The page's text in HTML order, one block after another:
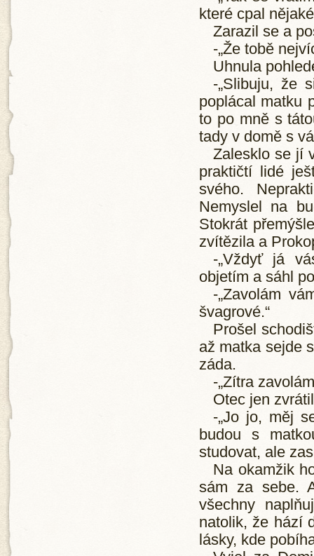
které cpal
Zarazil se a
-„Že tobě
Uhnula
-„Slibuju, že
poplácal matku
to po mně s
tady v domě s
Zalesklo se jí
praktičtí lidé
svého.
Nemyslel na
Stokrát
zvítězila a
-„Vždyť já
objetím a sáhl
-„Zavolám
švagrové.“
Prošel
až matka sejde
záda.
-„Zítra
Otec jen
-„Jo jo, měj
budou s
studovat, ale
Na okamžik
sám za sebe.
všechny
natolik, že hází
lásky, kde